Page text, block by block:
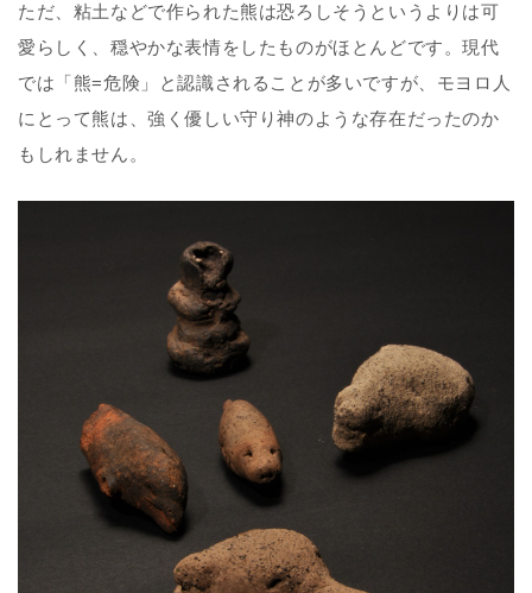
ただ、粘土などで作られた熊は恐ろしそうというよりは可
愛らしく、穏やかな表情をしたものがほとんどです。現代
では「熊=危険」と認識されることが多いですが、モヨロ人
にとって熊は、強く優しい守り神のような存在だったのか
もしれません。